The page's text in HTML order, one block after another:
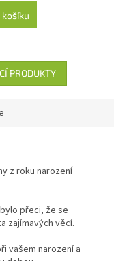
košíku
PRODUKTY
z roku narození
přeci, že se
zajímavých věcí.
vašem narození a